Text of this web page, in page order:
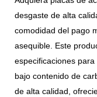
desgaste de alta
comodidad del pago
asequible. Este
especificaciones
bajo contenido de
de alta calidad,